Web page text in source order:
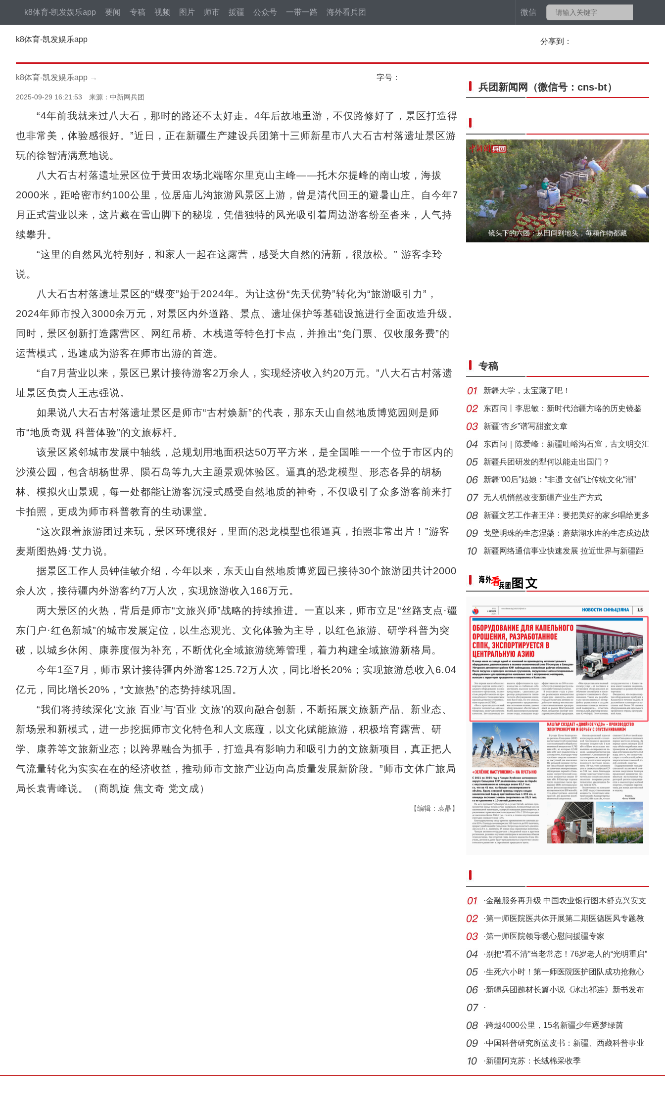
微信
k8体育-凯发娱乐app 要闻 专稿 视频 图片 师市 援疆 公众号 一带一路 海外看兵团
k8体育-凯发娱乐app 分享到：
k8体育-凯发娱乐app → 字号：
2025-09-29 16:21:53 来源：中新网兵团
“4年前我就来过八大石，那时的路还不太好走。4年后故地重游，不仅路修好了，景区打造得
也非常美，体验感很好。”近日，正在新疆生产建设兵团第十三师新星市八大石古村落遗址景区游
玩的徐智清满意地说。
八大石古村落遗址景区位于黄田农场北端喀尔里克山主峰——托木尔提峰的南山坡，海拔
2000米，距哈密市约100公里，位居庙儿沟旅游风景区上游，曾是清代回王的避暑山庄。自今年7
月正式营业以来，这片藏在雪山脚下的秘境，凭借独特的风光吸引着周边游客纷至沓来，人气持
续攀升。
“这里的自然风光特别好，和家人一起在这露营，感受大自然的清新，很放松。” 游客李玲
说。
八大石古村落遗址景区的“蝶变”始于2024年。为让这份“先天优势”转化为“旅游吸引力”，
2024年师市投入3000余万元，对景区内外道路、景点、遗址保护等基础设施进行全面改造升级。
同时，景区创新打造露营区、网红吊桥、木栈道等特色打卡点，并推出“免门票、仅收服务费”的
运营模式，迅速成为游客在师市出游的首选。
“自7月营业以来，景区已累计接待游客2万余人，实现经济收入约20万元。”八大石古村落遗
址景区负责人王志强说。
如果说八大石古村落遗址景区是师市“古村焕新”的代表，那东天山自然地质博览园则是师
市“地质奇观 科普体验”的文旅标杆。
该景区紧邻城市发展中轴线，总规划用地面积达50万平方米，是全国唯一一个位于市区内的
沙漠公园，包含胡杨世界、陨石岛等九大主题景观体验区。逼真的恐龙模型、形态各异的胡杨
林、模拟火山景观，每一处都能让游客沉浸式感受自然地质的神奇，不仅吸引了众多游客前来打
卡拍照，更成为师市科普教育的生动课堂。
“这次跟着旅游团过来玩，景区环境很好，里面的恐龙模型也很逼真，拍照非常出片！”游客
麦斯图热姆·艾力说。
据景区工作人员钟佳敏介绍，今年以来，东天山自然地质博览园已接待30个旅游团共计2000
余人次，接待疆内外游客约7万人次，实现旅游收入166万元。
两大景区的火热，背后是师市“文旅兴师”战略的持续推进。一直以来，师市立足“丝路支点·疆
东门户·红色新城”的城市发展定位，以生态观光、文化体验为主导，以红色旅游、研学科普为突
破，以城乡休闲、康养度假为补充，不断优化全域旅游统筹管理，着力构建全域旅游新格局。
今年1至7月，师市累计接待疆内外游客125.72万人次，同比增长20%；实现旅游总收入6.04
亿元，同比增长20%，“文旅热”的态势持续巩固。
“我们将持续深化‘文旅 百业’与‘百业 文旅’的双向融合创新，不断拓展文旅新产品、新业态、
新场景和新模式，进一步挖掘师市文化特色和人文底蕴，以文化赋能旅游，积极培育露营、研
学、康养等文旅新业态；以跨界融合为抓手，打造具有影响力和吸引力的文旅新项目，真正把人
气流量转化为实实在在的经济收益，推动师市文旅产业迈向高质量发展新阶段。”师市文体广旅局
局长袁青峰说。（商凯旋 焦文奇 党文成）
【编辑：袁晶】
兵团新闻网 （微信号：cns-bt）
镜头下的六团：从田间到地头，每颗作物都藏
【与你为邻】吉国马戏表演技师：这里的人和
新疆阿克苏：手工艺人木扎帕尔和他的“葫芦
专稿
新疆大学，太宝藏了吧！
东西问丨李思敏：新时代治疆方略的历史镜鉴
新疆“杏乡”谱写甜蜜文章
东西问｜陈爱峰：新疆吐峪沟石窟，古文明交汇
见证
新疆兵团研发的犁何以能走出国门？
新疆“00后”姑娘：“非遗 文创”让传统文化“潮”
无人机悄然改变新疆产业生产方式
新疆文艺工作者王洋：要把美好的家乡唱给更多
人听
戈壁明珠的生态涅槃：蘑菇湖水库的生态戍边战
新疆网络通信事业快速发展 拉近世界与新疆距
·金融服务再升级 中国农业银行图木舒克兴安支
行开业
·第一师医院医共体开展第二期医德医风专题教
育培训
·第一师医院领导暖心慰问援疆专家
·别把“看不清”当老常态！76岁老人的“光明重启”
·生死六小时！第一师医院医护团队成功抢救心
梗患者
·新疆兵团题材长篇小说《冰出祁连》新书发布
会举行
·
·跨越4000公里，15名新疆少年逐梦绿茵
·中国科普研究所蓝皮书：新疆、西藏科普事业
实现历
·新疆阿克苏：长绒棉采收季